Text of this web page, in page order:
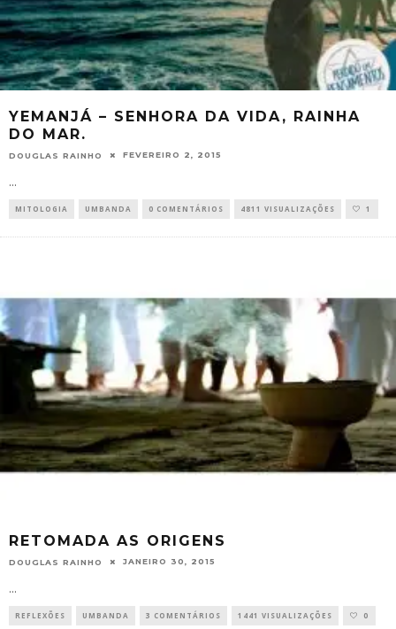
YEMANJÁ – SENHORA DA VIDA, RAINHA
DO MAR.
DOUGLAS RAINHO FEVEREIRO 2, 2015
...
MITOLOGIA UMBANDA 0 COMENTÁRIOS 4811 VISUALIZAÇÕES 1
RETOMADA AS ORIGENS
DOUGLAS RAINHO JANEIRO 30, 2015
...
REFLEXÕES UMBANDA 3 COMENTÁRIOS 1441 VISUALIZAÇÕES 0